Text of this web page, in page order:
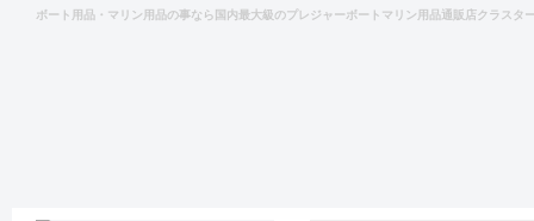
ボート用品・マリン用品の事なら国内最大級のプレジャーボートマリン用品通販店クラスタ